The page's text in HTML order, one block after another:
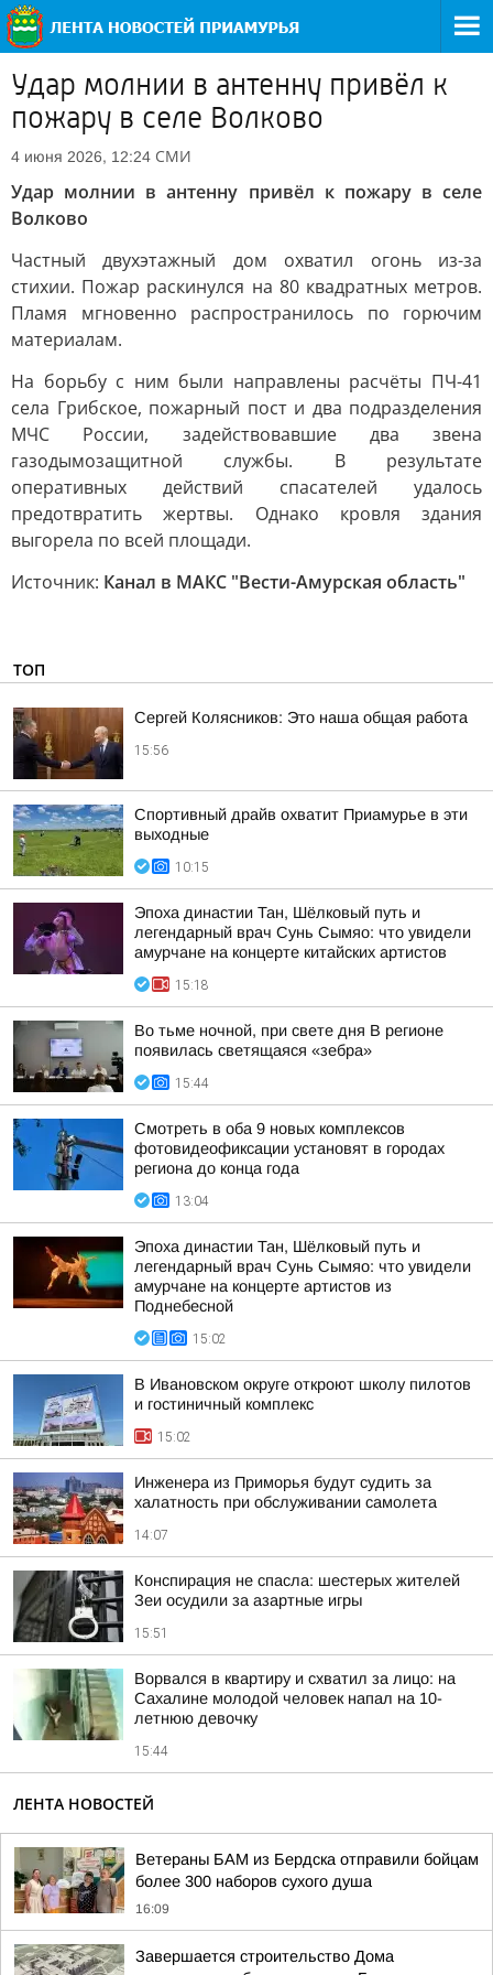
Удар молнии в антенну привёл к
пожару в селе Волково
4 июня 2026, 12:24 СМИ
Удар молнии в антенну привёл к пожару в селе
Волково
Частный двухэтажный дом охватил огонь из-за
стихии. Пожар раскинулся на 80 квадратных метров.
Пламя мгновенно распространилось по горючим
материалам.
На борьбу с ним были направлены расчёты ПЧ-41
села Грибское, пожарный пост и два подразделения
МЧС России, задействовавшие два звена
газодымозащитной службы. В результате
оперативных действий спасателей удалось
предотвратить жертвы. Однако кровля здания
выгорела по всей площади.
Источник: Канал в МАКС "Вести-Амурская область"
ТОП
Сергей Колясников: Это наша общая работа
15:56
Спортивный драйв охватит Приамурье в эти
выходные
10:15
Эпоха династии Тан, Шёлковый путь и
легендарный врач Сунь Сымяо: что увидели
амурчане на концерте китайских артистов
15:18
Во тьме ночной, при свете дня В регионе
появилась светящаяся «зебра»
15:44
Смотреть в оба 9 новых комплексов
фотовидеофиксации установят в городах
региона до конца года
13:04
Эпоха династии Тан, Шёлковый путь и
легендарный врач Сунь Сымяо: что увидели
амурчане на концерте артистов из
Поднебесной
15:02
В Ивановском округе откроют школу пилотов
и гостиничный комплекс
15:02
Инженера из Приморья будут судить за
халатность при обслуживании самолета
14:07
Конспирация не спасла: шестерых жителей
Зеи осудили за азартные игры
15:51
Ворвался в квартиру и схватил за лицо: на
Сахалине молодой человек напал на 10-
летнюю девочку
15:44
ЛЕНТА НОВОСТЕЙ
Ветераны БАМ из Бердска отправили бойцам
более 300 наборов сухого душа
16:09
Завершается строительство Дома